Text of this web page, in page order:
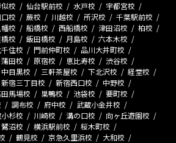
校 仙台駅前校 水戸校
宇都宮校
校 蕨校 川越校 所沢校
千葉駅前校
校 船橋校 西船橋校 津田沼校
柏校
校 飯田橋校 月島校
六本木校
住校 門前仲町校
品川大井町校
蒲田校 原宿校 恵比寿校
渋谷校
中目黒校 三軒茶屋校 下北沢校
経堂校
新宿三丁目校 新宿西口校
中野校
馬場校 巣鴨校 池袋校
要町校
調布校 府中校
武蔵小金井校
杉校 川崎校 溝の口校
向ヶ丘遊園校
鷺沼校 横浜駅前校
桜木町校
鶴見校 京急久里浜校
大和校